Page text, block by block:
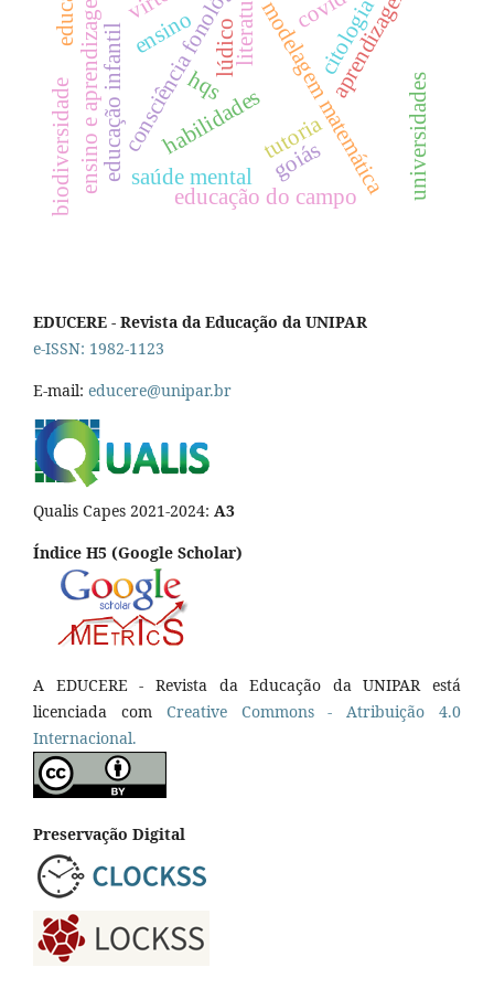
habilidades
consciência fonológica
educação infantil modelagem matemática
literatura
ensino aprendizagem
ensino e aprendizagem universidades
tutoria
saúde mental
educação do campo
lúdico citologia
biodiversidade hqs
goiás
EDUCERE - Revista da Educação da UNIPAR
e-ISSN: 1982-1123
E-mail: educere@unipar.br
Qualis Capes 2021-2024: A3
Índice H5 (Google Scholar)
A EDUCERE - Revista da Educação da UNIPAR está
licenciada com CreativeCommons - Atribuição 4.0
Internacional.
Preservação Digital